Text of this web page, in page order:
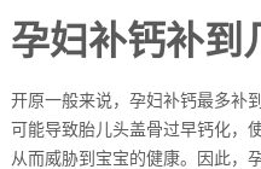
孕妇补钙补到
开原一般来说，孕妇补钙最多补
可能导致胎儿头盖骨过早钙化，
从而威胁到宝宝的健康。因此，